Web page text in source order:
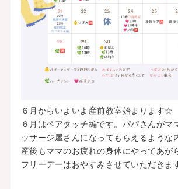
６月からいよいよ産前教室始まります☆
６月はペアタッチ編です。パパさんがマ
ッサージ屋さんになってもらえるような
産後もママのお疲れの身体にやってあが
フリーデーはおやすみさせていただきま